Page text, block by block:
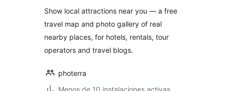
Show local attractions near you — a free
travel map and photo gallery of real
nearby places, for hotels, rentals, tour
operators and travel blogs.
photerra
Menos de 10 instalaciones activas